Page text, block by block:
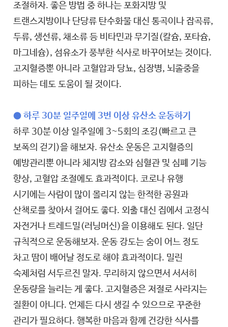
조절하자. 좋은 방법 중 하나는 포화지방 및
트랜스지방이나 단당류 탄수화물 대신 통곡이나 잡곡류,
두류, 생선류, 채소류 등 비타민과 무기질(칼슘, 포타슘,
마그네슘), 섬유소가 풍부한 식사로 바꾸어보는 것이다.
고지혈증뿐 아니라 고혈압과 당뇨, 심장병, 뇌졸중을
피하는 데도 도움이 될 것이다.
● 하루 30분 일주일에 3번 이상 유산소 운동하기
하루 30분 이상 일주일에 3~5회의 조깅(빠르고 큰
보폭의 걷기)을 해보자. 유산소 운동은 고지혈증의
예방관리뿐 아니라 체지방 감소와 심혈관 및 심폐 기능
향상, 고혈압 조절에도 효과적이다. 코로나 유행
시기에는 사람이 많이 몰리지 않는 한적한 공원과
산책로를 찾아서 걸어도 좋다. 외출 대신 집에서 고정식
자전거나 트레드밀(러닝머신)을 이용해도 된다. 일단
규칙적으로 운동해보자. 운동 강도는 숨이 어느 정도
차고 땀이 배어날 정도로 해야 효과적이다. 밀린
숙제처럼 서두르진 말자. 무리하지 않으면서 서서히
운동량을 늘리는 게 좋다. 고지혈증은 저절로 사라지는
질환이 아니다. 언제든 다시 생길 수 있으므로 꾸준한
관리가 필요하다. 행복한 마음과 함께 건강한 식사를